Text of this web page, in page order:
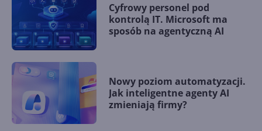
Cyfrowy personel pod
kontrolą IT. Microsoft ma
sposób na agentyczną AI
Nowy poziom automatyzacji.
Jak inteligentne agenty AI
zmieniają firmy?